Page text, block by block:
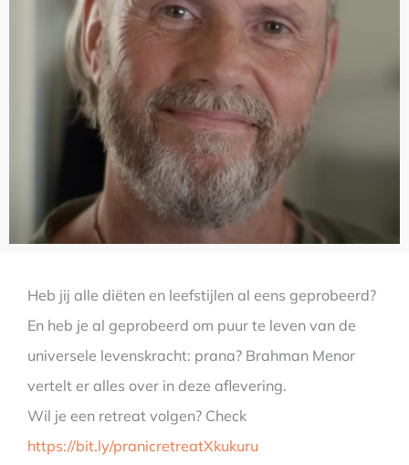
Heb jij alle diëten en leefstijlen al eens geprobeerd?
En heb je al geprobeerd om puur te leven van de
universele levenskracht: prana? Brahman Menor
vertelt er alles over in deze aflevering.
Wil je een retreat volgen? Check
https://bit.ly/pranicretreatXkukuru